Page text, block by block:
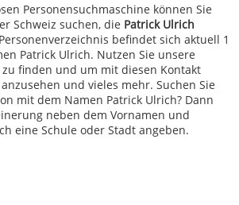
Personensuchmaschine können Sie
Schweiz suchen, die Patrick Ulrich
befindet sich aktuell 1
Patrick Ulrich. Nutzen Sie unsere
zu finden und um mit diesen Kontakt
und vieles mehr. Suchen Sie
mit dem Namen Patrick Ulrich? Dann
neben dem Vornamen und
eine Schule oder Stadt angeben.